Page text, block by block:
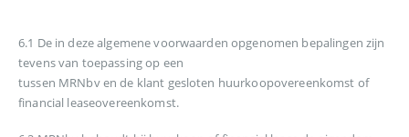
6.1 De in deze algemene voorwaarden opgenomen bepalingen zijn
tevens van toepassing op een
tussen MRNbv en de klant gesloten huurkoopovereenkomst of
financial leaseovereenkomst.